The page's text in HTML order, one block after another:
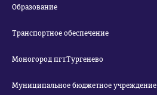
Образование
Транспортное обеспечение
Моногород пгт.Тургенево
Муниципальное бюджетное учреждение «Ардатовский районный